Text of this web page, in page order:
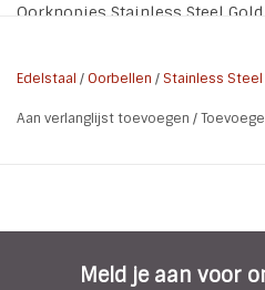
Oorknopjes Stainless Steel
*Materiaal: Stainless Steel Gold
Edelstaal /Oorbellen / Stainless Steel
Aan verlanglijst toevoegen /
Meld je aan voor